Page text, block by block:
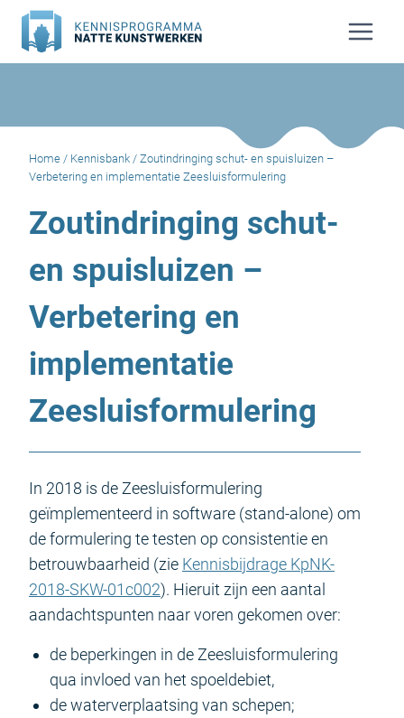
Doorgaan
naar
inhoud
Home / Kennisbank / Zoutindringing schut- en spuisluizen –
Verbetering en implementatie Zeesluisformulering
Zoutindringing schut-
en spuisluizen –
Verbetering en
implementatie
Zeesluisformulering
In 2018 is de Zeesluis­formulering
geïmplementeerd in software (stand-alone) om
de formulering te testen op consistentie en
betrouwbaarheid (zie Kennisbijdrage KpNK-
2018-SKW-01c002). Hieruit zijn een aantal
aandachtspunten naar voren gekomen over:
de beperkingen in de Zeesluisformulering
qua invloed van het spoeldebiet,
de waterverplaatsing van schepen;